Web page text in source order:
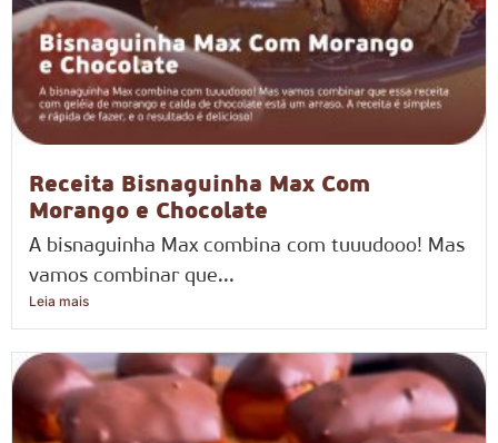
Receita Bisnaguinha Max Com
Morango e Chocolate​
A bisnaguinha Max combina com tuuudooo! Mas
vamos combinar que...
Leia mais